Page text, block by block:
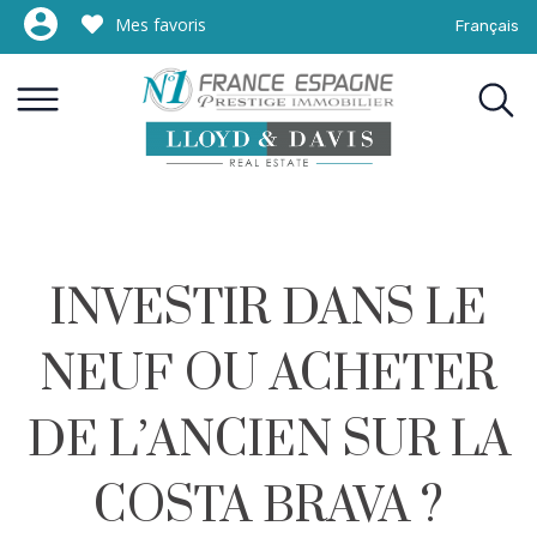
Mes favoris Français
INVESTIR DANS LE
NEUF OU ACHETER
DE L’ANCIEN SUR LA
COSTA BRAVA ?